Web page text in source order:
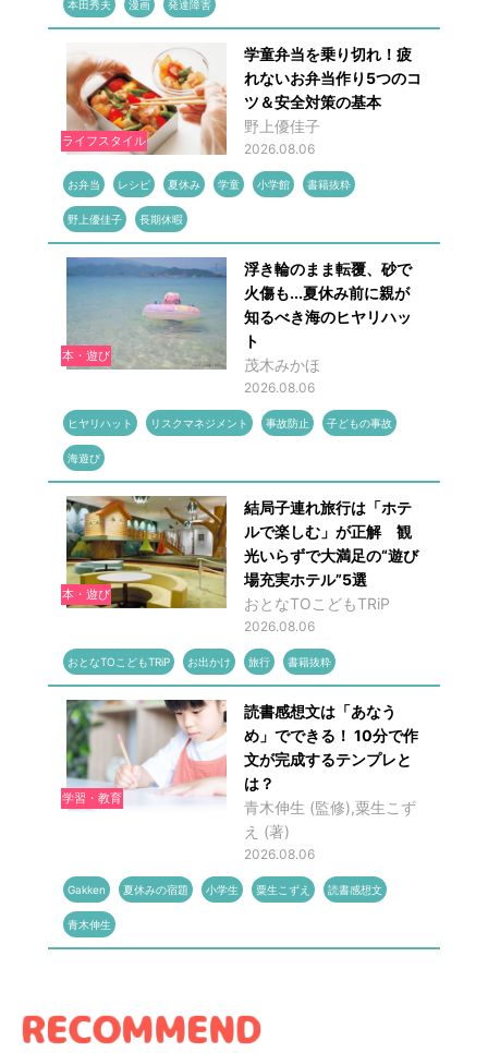
本田秀夫 漫画 発達障害
ライフスタイル
学童弁当を乗り切れ！疲
れないお弁当作り5つのコ
ツ＆安全対策の基本
野上優佳子
2026.08.06
お弁当 レシピ 夏休み 学童 小学館 書籍抜粋
野上優佳子 長期休暇
本・遊び
浮き輪のまま転覆、砂で
火傷も...夏休み前に親が
知るべき海のヒヤリハッ
ト
茂木みかほ
2026.08.06
ヒヤリハット リスクマネジメント 事故防止 子どもの事故
海遊び
本・遊び
結局子連れ旅行は「ホテ
ルで楽しむ」が正解 観
光いらずで大満足の“遊び
場充実ホテル”5選
おとなTOこどもTRiP
2026.08.06
おとなTOこどもTRiP お出かけ 旅行 書籍抜粋
学習・教育
読書感想文は「あなう
め」でできる！ 10分で作
文が完成するテンプレと
は？
青木伸生 (監修),粟生こず
え (著)
2026.08.06
Gakken 夏休みの宿題 小学生 粟生こずえ 読書感想文
青木伸生